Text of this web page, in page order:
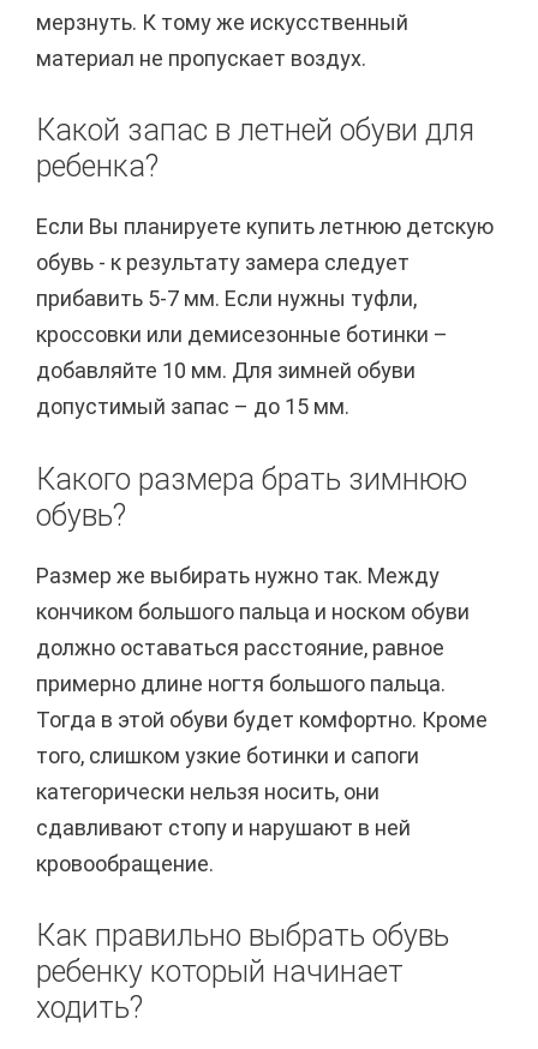
мерзнуть. К тому же искусственный
материал не пропускает воздух.
Какой запас в летней обуви для
ребенка?
Если Вы планируете купить летнюю детскую
обувь - к результату замера следует
прибавить 5-7 мм. Если нужны туфли,
кроссовки или демисезонные ботинки –
добавляйте 10 мм. Для зимней обуви
допустимый запас – до 15 мм.
Какого размера брать зимнюю
обувь?
Размер же выбирать нужно так. Между
кончиком большого пальца и носком обуви
должно оставаться расстояние, равное
примерно длине ногтя большого пальца.
Тогда в этой обуви будет комфортно. Кроме
того, слишком узкие ботинки и сапоги
категорически нельзя носить, они
сдавливают стопу и нарушают в ней
кровообращение.
Как правильно выбрать обувь
ребенку который начинает
ходить?